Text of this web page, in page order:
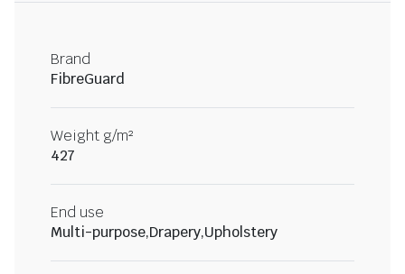
Brand
FibreGuard
Weight g/m²
427
End use
Multi-purpose,Drapery,Upholstery